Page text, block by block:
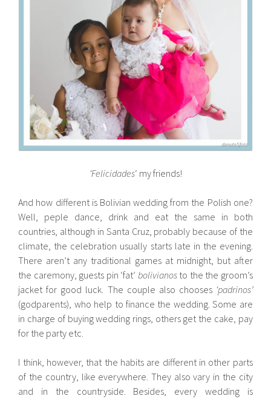
‘Felicidades‘ my friends!
And how different is Bolivian wedding from the Polish one?
Well, peple dance, drink and eat the same in both
countries, although in Santa Cruz, probably because of the
climate, the celebration usually starts late in the evening.
There aren’t any traditional games at midnight, but after
the caremony, guests pin ‘fat’ bolivianosto the the groom’s
jacket for good luck. The couple also chooses ‘padrinos’
(godparents), who help to finance the wedding. Some are
in charge of buying wedding rings, others get the cake, pay
for the party etc.
I think, however, that the habits are different in other parts
of the country, like everywhere. They also vary in the city
and in the countryside. Besides, every wedding is